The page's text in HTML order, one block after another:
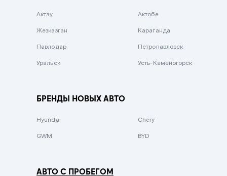
Зеленый металлик
Актау Актобе
Жезказган Караганда
Павлодар Петропавловск
Уральск Усть-Каменогорск
БРЕНДЫ НОВЫХ АВТО
Hyundai Chery
GWM BYD
АВТО С ПРОБЕГОМ